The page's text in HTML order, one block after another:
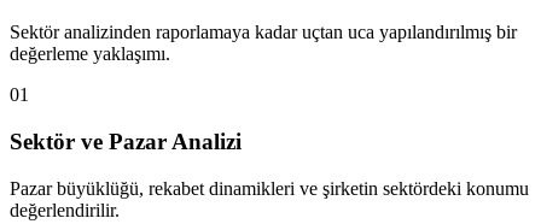
Sektör analizinden raporlamaya kadar uçtan uca yapılandırılmış bir
değerleme yaklaşımı.
01
Sektör ve Pazar Analizi
Pazar büyüklüğü, rekabet dinamikleri ve şirketin sektördeki konumu
değerlendirilir.